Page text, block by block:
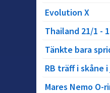
Evolution X
Thailand 21/1 -
Tänkte bara
RB träff i skåne i
Mares Nemo O-